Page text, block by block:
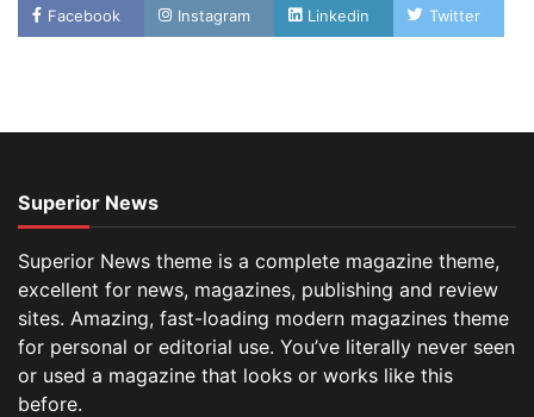
Facebook Instagram Linkedin Twitter
Superior News
Superior News theme is a complete magazine theme,
excellent for news, magazines, publishing and review
sites. Amazing, fast-loading modern magazines theme
for personal or editorial use. You’ve literally never seen
or used a magazine that looks or works like this
before.